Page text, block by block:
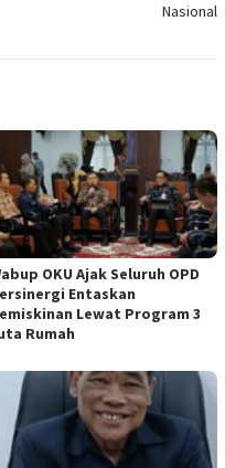
Nasional
OKU Ajak Seluruh OPD
Entaskan
Lewat Program 3
Rumah